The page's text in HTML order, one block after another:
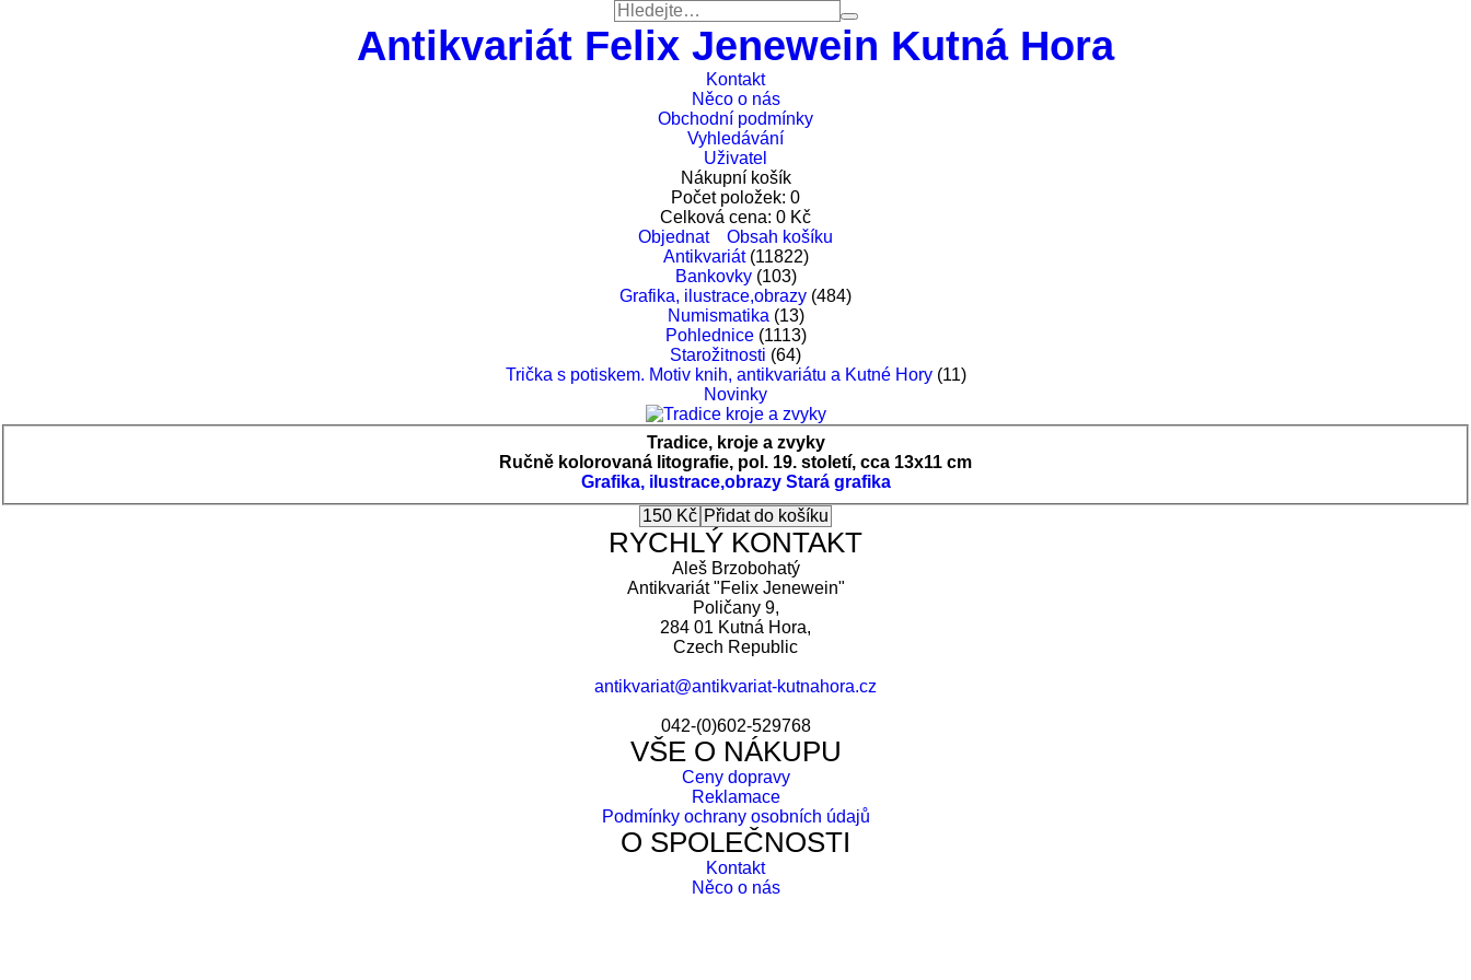
Antikvariát Felix Jenewein Kutná Hora
Kontakt
Něco o nás
Obchodní podmínky
Vyhledávání
Uživatel
Nákupní košík
Počet položek: 0
Celková cena: 0 Kč
Objednat
Obsah košíku
Antikvariát(11822)
Bankovky(103)
Grafika, ilustrace,obrazy (484)
Numismatika (13)
Pohlednice(1113)
Starožitnosti (64)
Trička s potiskem. Motiv knih, antikvariátu a Kutné Hory(11)
Novinky
Tradice, kroje a zvyky
Ručně kolorovaná litografie, pol. 19. století, cca 13x11 cm
Grafika, ilustrace,obrazy Stará grafika
RYCHLÝ KONTAKT
Aleš Brzobohatý
Antikvariát "Felix Jenewein"
Poličany 9,
284 01 Kutná Hora,
Czech Republic
antikvariat@antikvariat-kutnahora.cz
042-(0)602-529768
VŠE O NÁKUPU
Ceny dopravy
Reklamace
Podmínky ochrany osobních údajů
O SPOLEČNOSTI
Kontakt
Něco o nás